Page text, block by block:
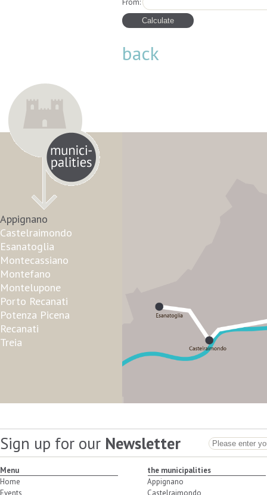
From:
back
Appignano
Castelraimondo
Esanatoglia
Montecassiano
Montefano
Montelupone
Porto Recanati
Potenza Picena
Recanati
Treia
Sign up for our Newsletter
Menu
Home
Events
the municipalities
Appignano
Castelraimondo